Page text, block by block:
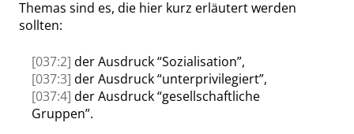
Themas sind es, die hier kurz erläutert werden
sollten:
[037:2] der Ausdruck“Sozialisation”,
[037:3] der Ausdruck“unterprivilegiert”,
[037:4] der Ausdruck“gesellschaftliche
Gruppen”.